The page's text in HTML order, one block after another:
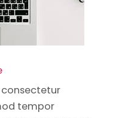
tempor